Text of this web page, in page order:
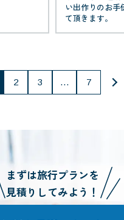
い出作りのお手
て頂きます。
2 3 … 7
まずは旅行プランを
見積りしてみよう！